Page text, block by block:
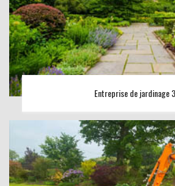
Entreprise de jardinage